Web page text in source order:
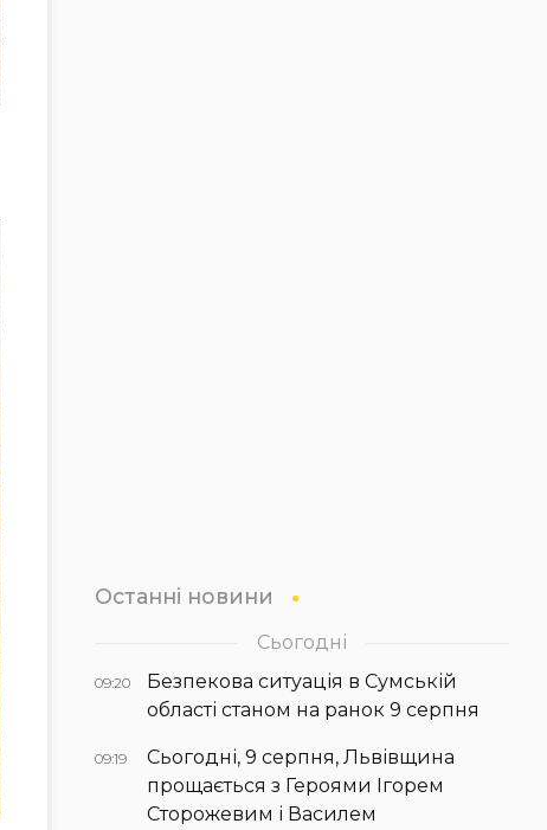
Останні новини
Сьогодні
09:20
Безпекова ситуація в Сумській
області станом на ранок 9 серпня
09:19
Сьогодні, 9 серпня, Львівщина
прощається з Героями Ігорем
Сторожевим і Василем